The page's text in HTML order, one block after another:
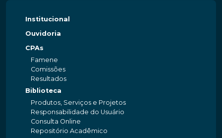
Institucional
Ouvidoria
CPAs
Famene
Comissões
Resultados
Biblioteca
Produtos, Serviços e Projetos
Responsabilidade do Usuário
Consulta Online
Repositório Acadêmico